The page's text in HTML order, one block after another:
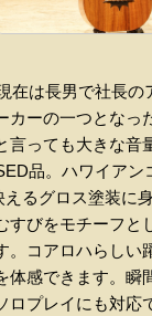
は長男で社長
ーの一つとな
っても大きな
品。ハワイア
るグロス塗装に
びをモチーフと
コアロハらし
感できます。
プレイにも対応